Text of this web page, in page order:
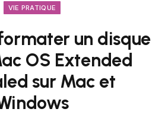
VIE PRATIQUE
un disque
OS Extended
sur Mac et